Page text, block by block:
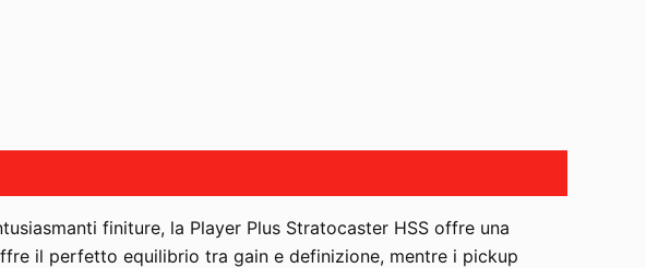
finiture, la Player Plus Stratocaster HSS offre una
il perfetto equilibrio tra gain e definizione, mentre i pickup